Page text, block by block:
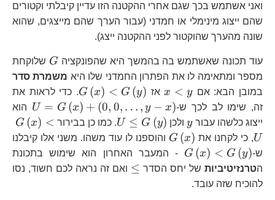
ואני אשתמש בכך שגם אחרי ההקטנה הזו עדיין קיבלתי וקטורים
שהם ייצוג מינימלי או חמדני (עבור הערך שהם מייצגים, שהוא
שונה מהערך שהוקטור לפני ההקטנה ייצג).
עוד תכונה שאשתמש בה בהמשך היא שהפונקציה
G
G שלוקחת
מספר ומתאימה לו את הפתרון החמדני שלו היא משמרת סדר
במובן הבא: אם
x<y x < y אז
G\left(x\right)
G (x) < G (y)
. כדי לראות את
זה, שימו לב לכך ש-
U = G (x) + (0, 0, … , y − x)
הוא
ייצוג כלשהו עבור
y yולכן
U\le
G\left(y\right)
U ≤ G (y) . כמו כן בבירור G (x) <
U, כי לקחנו את G\left(x\right)
G (x)
והוספנו לו עוד משהו. משני אלו קיבלנו
ש-
G\left(x\right)
<G\left(y\right)
G (x) < G (y)
- המעבר האחרון הוא שימוש בתכונת
הטרנזיטיביות של יחס הסדר
\le
≤ ואם זה נראה לכם חשוד, נסו
להוכיח שזה עובד.